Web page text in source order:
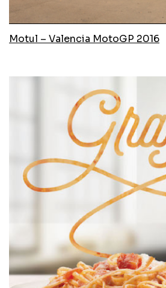
Motul – Valencia MotoGP 2016